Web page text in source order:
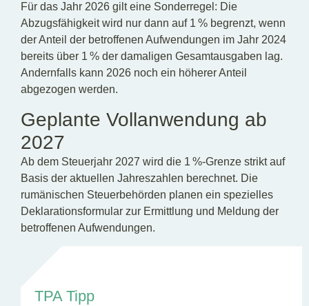
Für das Jahr 2026 gilt eine Sonderregel: Die
Abzugsfähigkeit wird nur dann auf 1 % begrenzt, wenn
der Anteil der betroffenen Aufwendungen im Jahr 2024
bereits über 1 % der damaligen Gesamtausgaben lag.
Andernfalls kann 2026 noch ein höherer Anteil
abgezogen werden.
Geplante Vollanwendung ab
2027
Ab dem Steuerjahr 2027 wird die 1 %-Grenze strikt auf
Basis der aktuellen Jahreszahlen berechnet. Die
rumänischen Steuerbehörden planen ein spezielles
Deklarationsformular zur Ermittlung und Meldung der
betroffenen Aufwendungen.
TPA Tipp